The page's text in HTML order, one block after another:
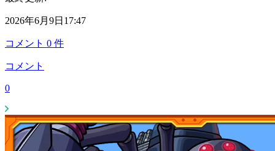
2026年6月9日17:47
コメント 0 件
コメント
0